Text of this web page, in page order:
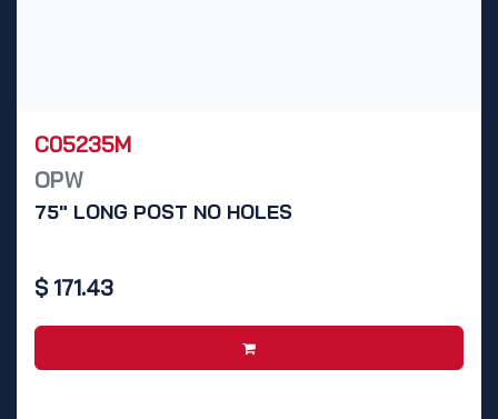
C05235M
OPW
75" LONG POST NO HOLES
$ 171.43